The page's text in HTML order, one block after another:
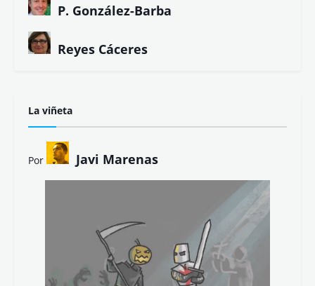
P. González-Barba
Reyes Cáceres
La viñeta
Por Javi Marenas